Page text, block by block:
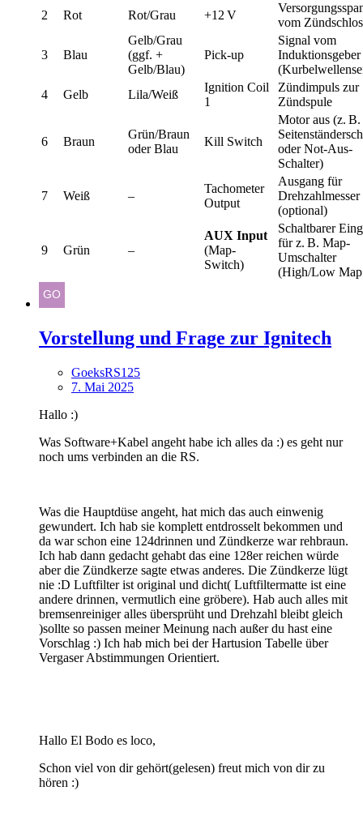
2
Rot Rot/Grau +12 V
vom
3 Blau
Gelb/Grau
(ggf. +
Gelb/Blau)
Pick-up
Signal vom
Induktionsgeber
4
Gelb Lila/Weiß
Ignition Coil
1
Zündimpuls zur
Zündspule
6 Braun
Grün/Braun
oder Blau
Kill Switch
Motor aus (z. B.
oder Not-Aus-
Schalter)
7 Weiß –
Tachometer
Output
Ausgang für
Drehzahlmesser
(optional)
9 Grün –
AUX Input
(Map-
Switch)
Schaltbarer
für z. B. Map-
Umschalter
(High/Low Map
Vorstellung und Frage zur Ignitech
GoeksRS125
7. Mai 2025
Hallo :)
Was Software+Kabel angeht habe ich alles da :) es geht nur
noch ums verbinden an die RS.
Was die Hauptdüse angeht, hat mich das auch einwenig
gewundert. Ich hab sie komplett entdrosselt bekommen und
da war schon eine 124drinnen und Zündkerze war rehbraun.
Ich hab dann gedacht gehabt das eine 128er reichen würde
aber die Zündkerze sagte etwas anderes. Die Zündkerze lügt
nie :D Luftfilter ist original und dicht( Luftfiltermatte ist eine
andere drinnen, vermutlich eine gröbere). Hab auch alles mit
bremsenreiniger alles übersprüht und Drehzahl bleibt gleich
)sollte so passen meiner Meinung nach außer du hast eine
Vorschlag :) Ich hab mich bei der Hartusion Tabelle über
Vergaser Abstimmungen Orientiert.
Hallo El Bodo es loco,
Schon viel von dir gehört(gelesen) freut mich von dir zu
hören :)